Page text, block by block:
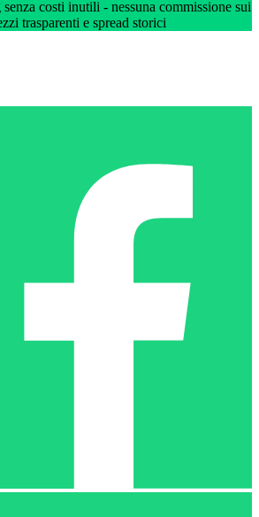
costi inutili - nessuna commissione sui
trasparenti e spread storici